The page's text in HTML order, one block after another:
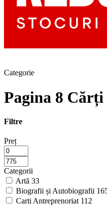
Categorie
Pagina 8 Cărți
Filtre
Preț
Categorii
Artă 33
Biografii și Autobiografii
Carti Antreprenoriat 112